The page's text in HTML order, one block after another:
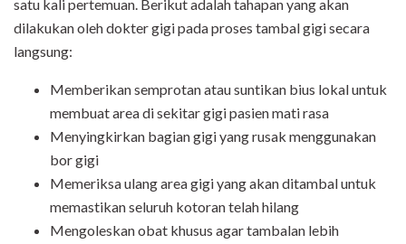
satu kali pertemuan. Berikut adalah tahapan yang akan
dilakukan oleh dokter gigi pada proses tambal gigi secara
langsung:
Memberikan semprotan atau suntikan bius lokal untuk
membuat area di sekitar gigi pasien mati rasa
Menyingkirkan bagian gigi yang rusak menggunakan
bor gigi
Memeriksa ulang area gigi yang akan ditambal untuk
memastikan seluruh kotoran telah hilang
Mengoleskan obat khusus agar tambalan lebih